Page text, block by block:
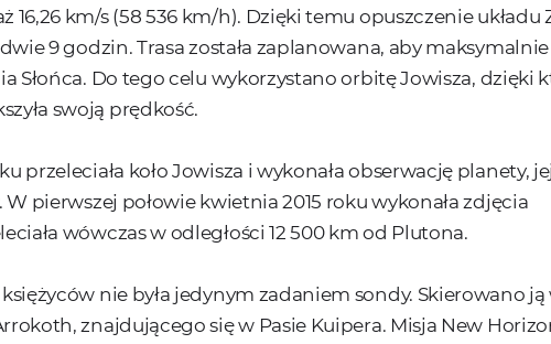
16,26 km/s (58 536 km/h). Dzięki temu opuszczenie układu
9 godzin. Trasa została zaplanowana, aby maksymalnie
Słońca. Do tego celu wykorzystano orbitę Jowisza, dzięki
swoją prędkość.
przeleciała koło Jowisza i wykonała obserwację planety,
pierwszej połowie kwietnia 2015 roku wykonała zdjęcia
wówczas w odległości 12 500 km od Plutona.
nie była jedynym zadaniem sondy. Skierowano ją
znajdującego się w Pasie Kuipera. Misja New